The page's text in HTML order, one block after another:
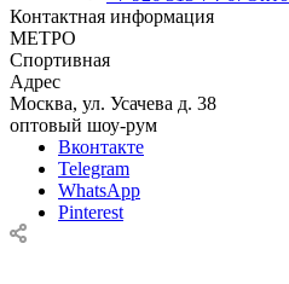
Контактная информация
МЕТРО
Спортивная
Адрес
Москва, ул. Усачева д. 38
оптовый шоу-рум
Вконтакте
Telegram
WhatsApp
Pinterest